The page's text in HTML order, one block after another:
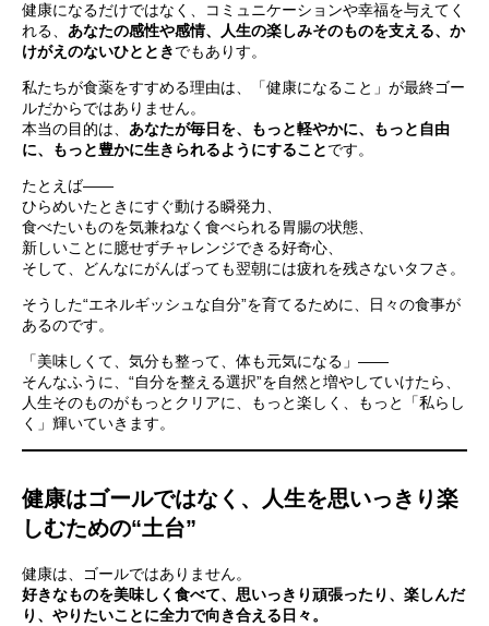
健康になるだけではなく、コミュニケーションや幸福を与えてく
れる、 あなたの感性や感情、人生の楽しみそのものを支える、か
けがえのないひとときでもありす。
私たちが食薬をすすめる理由は、「健康になること」が最終ゴー
ルだからではありません。
本当の目的は、 あなたが毎日を、もっと軽やかに、もっと自由
に、もっと豊かに生きられるようにすることです。
たとえば――
ひらめいたときにすぐ動ける瞬発力、
食べたいものを気兼ねなく食べられる胃腸の状態、
新しいことに臆せずチャレンジできる好奇心、
そして、どんなにがんばっても翌朝には疲れを残さないタフさ。
そうした“エネルギッシュな自分”を育てるために、日々の食事が
あるのです。
「美味しくて、気分も整って、体も元気になる」――
そんなふうに、“自分を整える選択”を自然と増やしていけたら、
人生そのものがもっとクリアに、もっと楽しく、もっと「私らし
く」輝いていきます。
健康はゴールではなく、人生を思いっきり楽
しむための“土台”
健康は、ゴールではありません。
好きなものを美味しく食べて、思いっきり頑張ったり、楽しんだ
り、やりたいことに全力で向き合える日々。